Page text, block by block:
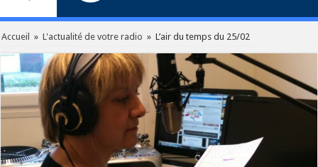
Accueil » L'actualité de votre radio » L’air du temps du 25/02